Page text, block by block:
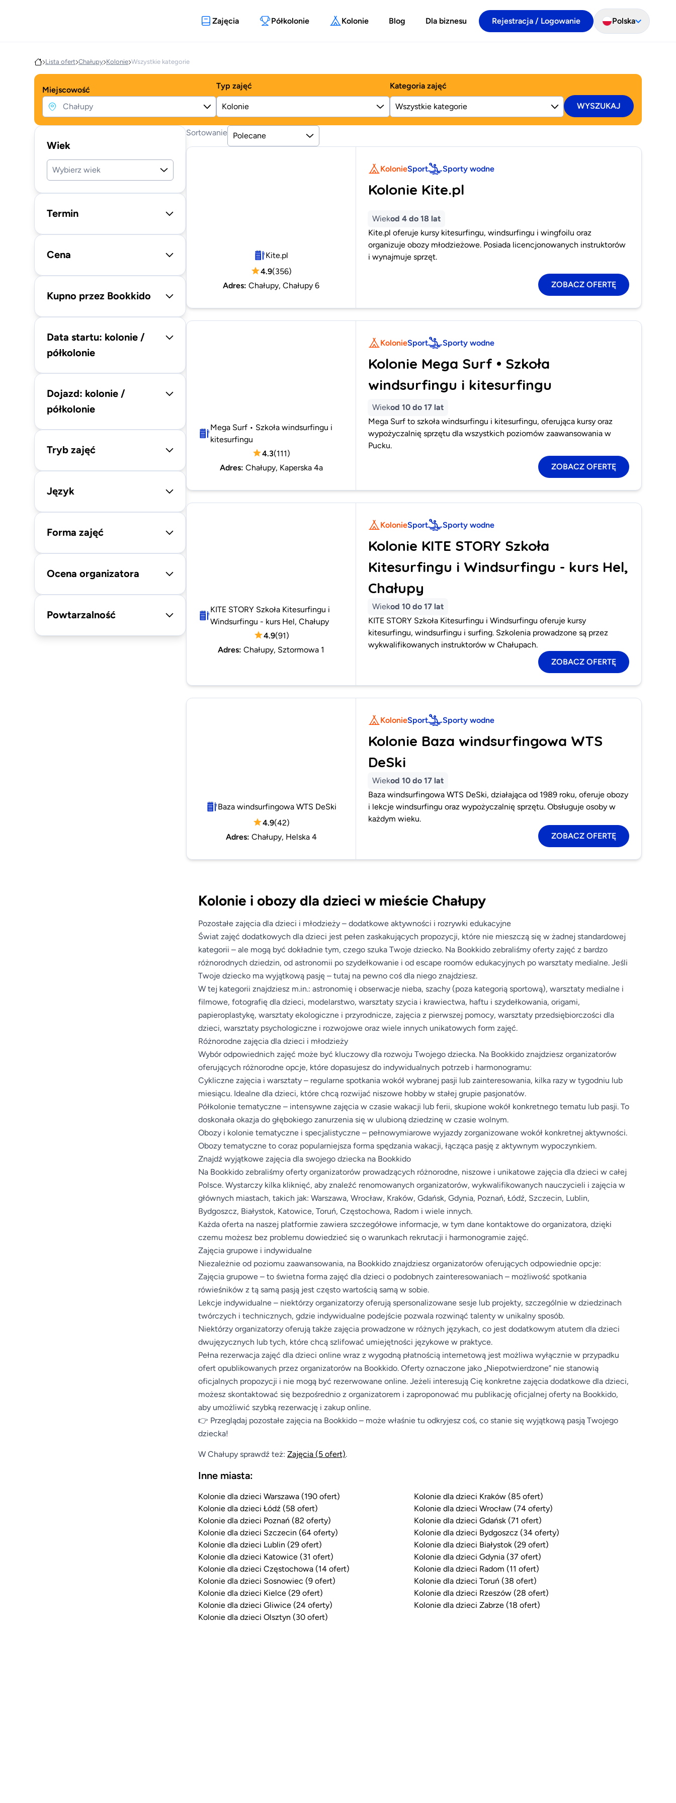
Zajęcia Półkolonie Kolonie Blog Dla biznesu Rejestracja / Logowanie Polska
Lista ofert Chałupy Kolonie Wszystkie kategorie
Miejscowość Typ zajęć
Kolonie
Kategoria zajęć
WYSZUKAJ
Wiek
Wybierz wiek
Termin
Cena
Kupno przez Bookkido
Data startu: kolonie /
półkolonie
Dojazd: kolonie /
półkolonie
Tryb zajęć
Język
Forma zajęć
Ocena organizatora
Powtarzalność
Sortowanie Polecane
Kite.pl
4.9(356)
Adres: Chałupy, Chałupy 6
KolonieSport Sporty wodne
Kolonie Kite.pl
Wiekod 4 do 18 lat
Kite.pl oferuje kursy kitesurfingu, windsurfingu i wingfoilu oraz
organizuje obozy młodzieżowe. Posiada licencjonowanych instruktorów
i wynajmuje sprzęt.
ZOBACZ OFERTĘ
Mega Surf • Szkoła windsurfingu i
kitesurfingu
4.3(111)
Adres: Chałupy, Kaperska 4a
KolonieSport Sporty wodne
Kolonie Mega Surf • Szkoła
windsurfingu i kitesurfingu
Wiekod 10 do 17 lat
Mega Surf to szkoła windsurfingu i kitesurfingu, oferująca kursy oraz
wypożyczalnię sprzętu dla wszystkich poziomów zaawansowania w
Pucku.
ZOBACZ OFERTĘ
KITE STORY Szkoła Kitesurfingu i
Windsurfingu - kurs Hel, Chałupy
4.9(91)
Adres: Chałupy, Sztormowa 1
KolonieSport Sporty wodne
Kolonie KITE STORY Szkoła
Kitesurfingu i Windsurfingu - kurs Hel,
Chałupy
Wiekod 10 do 17 lat
KITE STORY Szkoła Kitesurfingu i Windsurfingu oferuje kursy
kitesurfingu, windsurfingu i surfing. Szkolenia prowadzone są przez
wykwalifikowanych instruktorów w Chałupach.
ZOBACZ OFERTĘ
Baza windsurfingowa WTS DeSki
4.9(42)
Adres: Chałupy, Helska 4
KolonieSport Sporty wodne
Kolonie Baza windsurfingowa WTS
DeSki
Wiekod 10 do 17 lat
Baza windsurfingowa WTS DeSki, działająca od 1989 roku, oferuje obozy
i lekcje windsurfingu oraz wypożyczalnię sprzętu. Obsługuje osoby w
każdym wieku.
ZOBACZ OFERTĘ
Kolonie i obozy dla dzieci w mieście Chałupy
Pozostałe zajęcia dla dzieci i młodzieży – dodatkowe aktywności i rozrywki edukacyjne
Świat zajęć dodatkowych dla dzieci jest pełen zaskakujących propozycji, które nie mieszczą się w żadnej standardowej
kategorii – ale mogą być dokładnie tym, czego szuka Twoje dziecko. Na Bookkido zebraliśmy oferty zajęć z bardzo
różnorodnych dziedzin, od astronomii po szydełkowanie i od escape roomów edukacyjnych po warsztaty medialne. Jeśli
Twoje dziecko ma wyjątkową pasję – tutaj na pewno coś dla niego znajdziesz.
W tej kategorii znajdziesz m.in.: astronomię i obserwacje nieba, szachy (poza kategorią sportową), warsztaty medialne i
filmowe, fotografię dla dzieci, modelarstwo, warsztaty szycia i krawiectwa, haftu i szydełkowania, origami,
papieroplastykę, warsztaty ekologiczne i przyrodnicze, zajęcia z pierwszej pomocy, warsztaty przedsiębiorczości dla
dzieci, warsztaty psychologiczne i rozwojowe oraz wiele innych unikatowych form zajęć.
Różnorodne zajęcia dla dzieci i młodzieży
Wybór odpowiednich zajęć może być kluczowy dla rozwoju Twojego dziecka. Na Bookkido znajdziesz organizatorów
oferujących różnorodne opcje, które dopasujesz do indywidualnych potrzeb i harmonogramu:
Cykliczne zajęcia i warsztaty – regularne spotkania wokół wybranej pasji lub zainteresowania, kilka razy w tygodniu lub
miesiącu. Idealne dla dzieci, które chcą rozwijać niszowe hobby w stałej grupie pasjonatów.
Półkolonie tematyczne – intensywne zajęcia w czasie wakacji lub ferii, skupione wokół konkretnego tematu lub pasji. To
doskonała okazja do głębokiego zanurzenia się w ulubioną dziedzinę w czasie wolnym.
Obozy i kolonie tematyczne i specjalistyczne – pełnowymiarowe wyjazdy zorganizowane wokół konkretnej aktywności.
Obozy tematyczne to coraz popularniejsza forma spędzania wakacji, łącząca pasję z aktywnym wypoczynkiem.
Znajdź wyjątkowe zajęcia dla swojego dziecka na Bookkido
Na Bookkido zebraliśmy oferty organizatorów prowadzących różnorodne, niszowe i unikatowe zajęcia dla dzieci w całej
Polsce. Wystarczy kilka kliknięć, aby znaleźć renomowanych organizatorów, wykwalifikowanych nauczycieli i zajęcia w
głównych miastach, takich jak: Warszawa, Wrocław, Kraków, Gdańsk, Gdynia, Poznań, Łódź, Szczecin, Lublin,
Bydgoszcz, Białystok, Katowice, Toruń, Częstochowa, Radom i wiele innych.
Każda oferta na naszej platformie zawiera szczegółowe informacje, w tym dane kontaktowe do organizatora, dzięki
czemu możesz bez problemu dowiedzieć się o warunkach rekrutacji i harmonogramie zajęć.
Zajęcia grupowe i indywidualne
Niezależnie od poziomu zaawansowania, na Bookkido znajdziesz organizatorów oferujących odpowiednie opcje:
Zajęcia grupowe – to świetna forma zajęć dla dzieci o podobnych zainteresowaniach – możliwość spotkania
rówieśników z tą samą pasją jest często wartością samą w sobie.
Lekcje indywidualne – niektórzy organizatorzy oferują spersonalizowane sesje lub projekty, szczególnie w dziedzinach
twórczych i technicznych, gdzie indywidualne podejście pozwala rozwinąć talenty w unikalny sposób.
Niektórzy organizatorzy oferują także zajęcia prowadzone w różnych językach, co jest dodatkowym atutem dla dzieci
dwujęzycznych lub tych, które chcą szlifować umiejętności językowe w praktyce.
Pełna rezerwacja zajęć dla dzieci online wraz z wygodną płatnością internetową jest możliwa wyłącznie w przypadku
ofert opublikowanych przez organizatorów na Bookkido. Oferty oznaczone jako „Niepotwierdzone” nie stanowią
oficjalnych propozycji i nie mogą być rezerwowane online. Jeżeli interesują Cię konkretne zajęcia dodatkowe dla dzieci,
możesz skontaktować się bezpośrednio z organizatorem i zaproponować mu publikację oficjalnej oferty na Bookkido,
aby umożliwić szybką rezerwację i zakup online.
👉 Przeglądaj pozostałe zajęcia na Bookkido – może właśnie tu odkryjesz coś, co stanie się wyjątkową pasją Twojego
dziecka!
W Chałupy sprawdź też: Zajęcia (5 ofert).
Inne miasta:
Kolonie dla dzieci Warszawa (190 ofert)
Kolonie dla dzieci Kraków (85 ofert)
Kolonie dla dzieci Łódź (58 ofert)
Kolonie dla dzieci Wrocław (74 oferty)
Kolonie dla dzieci Poznań (82 oferty)
Kolonie dla dzieci Gdańsk (71 ofert)
Kolonie dla dzieci Szczecin (64 oferty)
Kolonie dla dzieci Bydgoszcz (34 oferty)
Kolonie dla dzieci Lublin (29 ofert)
Kolonie dla dzieci Białystok (29 ofert)
Kolonie dla dzieci Katowice (31 ofert)
Kolonie dla dzieci Gdynia (37 ofert)
Kolonie dla dzieci Częstochowa (14 ofert)
Kolonie dla dzieci Radom (11 ofert)
Kolonie dla dzieci Sosnowiec (9 ofert)
Kolonie dla dzieci Toruń (38 ofert)
Kolonie dla dzieci Kielce (29 ofert)
Kolonie dla dzieci Rzeszów (28 ofert)
Kolonie dla dzieci Gliwice (24 oferty)
Kolonie dla dzieci Zabrze (18 ofert)
Kolonie dla dzieci Olsztyn (30 ofert)